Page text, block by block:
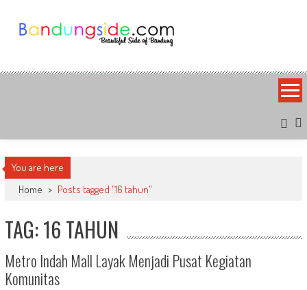
content
Bandung Side
You are here
Home > Posts tagged "16 tahun"
TAG: 16 TAHUN
Metro Indah Mall Layak Menjadi Pusat Kegiatan
Komunitas